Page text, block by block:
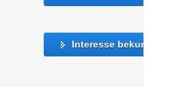
Interesse bekunden